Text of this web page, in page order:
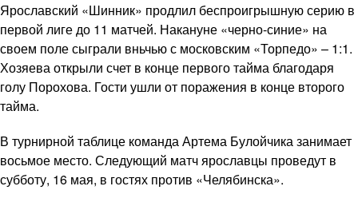
Ярославский «Шинник» продлил беспроигрышную серию в
первой лиге до 11 матчей. Накануне «черно-синие» на
своем поле сыграли вньчью с московским «Торпедо» – 1:1.
Хозяева открыли счет в конце первого тайма благодаря
голу Порохова. Гости ушли от поражения в конце второго
тайма.
В турнирной таблице команда Артема Булойчика занимает
восьмое место. Следующий матч ярославцы проведут в
субботу, 16 мая, в гостях против «Челябинска».